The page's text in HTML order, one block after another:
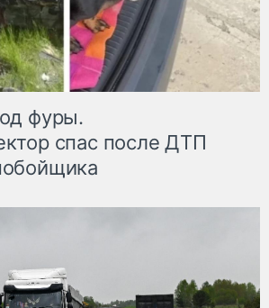
фуры.
спас после ДТП